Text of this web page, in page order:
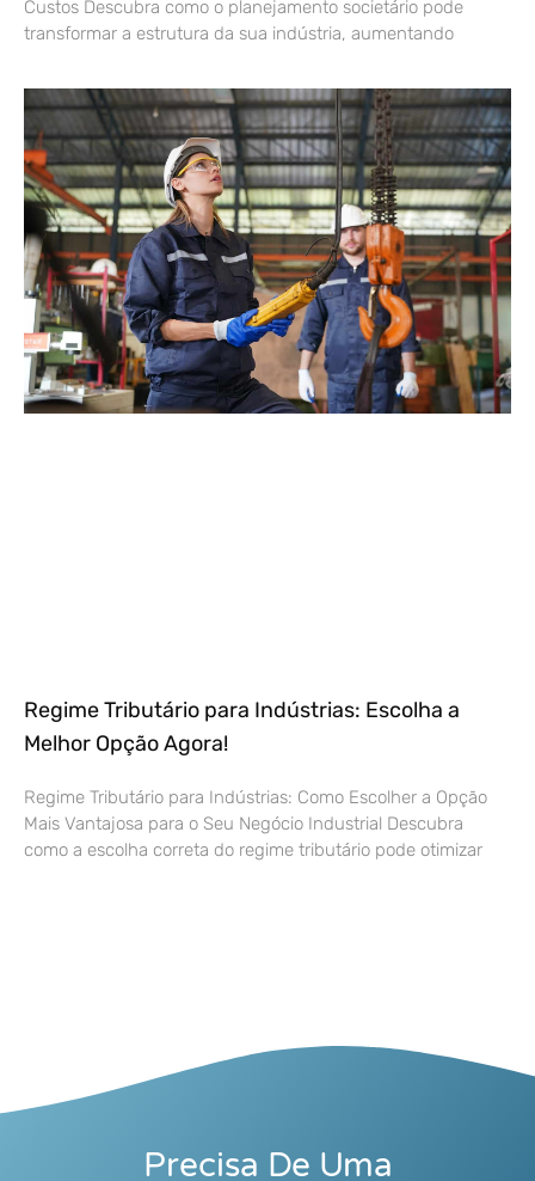
Custos Descubra como o planejamento societário pode
transformar a estrutura da sua indústria, aumentando
Regime Tributário para Indústrias: Escolha a
Melhor Opção Agora!
Regime Tributário para Indústrias: Como Escolher a Opção
Mais Vantajosa para o Seu Negócio Industrial Descubra
como a escolha correta do regime tributário pode otimizar
Precisa De Uma